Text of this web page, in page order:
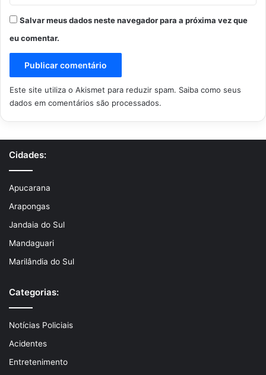
Salvar meus dados neste navegador para a próxima vez que
eu comentar.
Este site utiliza o Akismet para reduzir spam. Saiba como seus
dados em comentários são processados.
Cidades:
Apucarana
Arapongas
Jandaia do Sul
Mandaguari
Marilândia do Sul
Categorias:
Notícias Policiais
Acidentes
Entretenimento